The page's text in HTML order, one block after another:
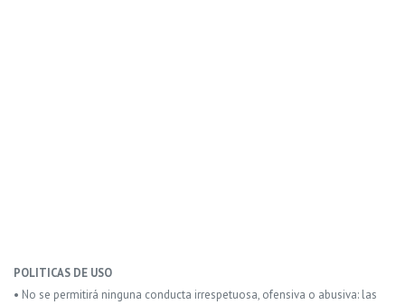
POLITICAS DE USO
• No se permitirá ninguna conducta irrespetuosa, ofensiva o abusiva: las